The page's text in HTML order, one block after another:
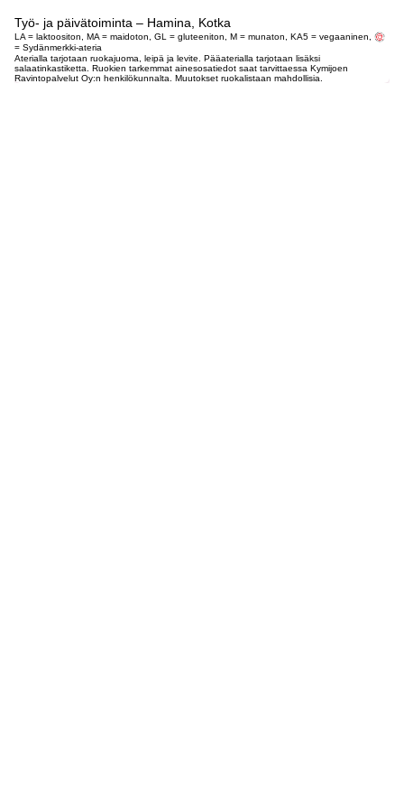
Työ- ja päivätoiminta – Hamina, Kotka
LA = laktoositon, MA = maidoton, GL = gluteeniton, M = munaton, KA5 = vegaaninen,
= Sydänmerkki-ateria
Aterialla tarjotaan ruokajuoma, leipä ja levite. Pääaterialla tarjotaan lisäksi
salaatinkastiketta. Ruokien tarkemmat ainesosatiedot saat tarvittaessa Kymijoen
Ravintopalvelut Oy:n henkilökunnalta. Muutokset ruokalistaan mahdollisia.